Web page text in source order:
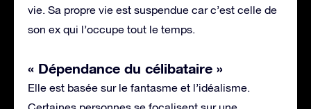
vie. Sa propre vie est suspendue car c’est celle de
son ex qui l’occupe tout le temps.
« Dépendance du célibataire »
Elle est basée sur le fantasme et l’idéalisme.